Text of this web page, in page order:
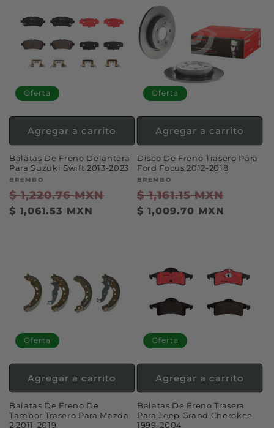
Oferta
Balatas De Freno Delantera
Para Suzuki Swift 2013-2023
Proveedor:
BREMBO
Precio
habitual
$ 1,220.76 MXN
Precio
$ 1,061.53 MXN
Agregar a carrito
Oferta
Disco De Freno Trasero Para
Ford Focus 2012-2018
Proveedor:
BREMBO
Precio
habitual
$ 1,161.15 MXN
$ 1,009.70 MXN
Agregar a carrito
Oferta
Balatas De Freno De
Tambor Trasero Para Mazda
2 2011-2019
Agregar a carrito
Oferta
Balatas De Freno Trasera
Para Jeep Grand Cherokee
1999-2004
Agregar a carrito